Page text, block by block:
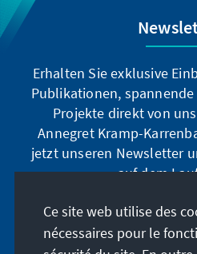
Erhalten Sie exklusive
Publikationen,
Projekte direkt von
Annegret Kramp-
jetzt unseren Newsletter
auf dem
Jetzt
Ce site web utilise des
nécessaires pour le